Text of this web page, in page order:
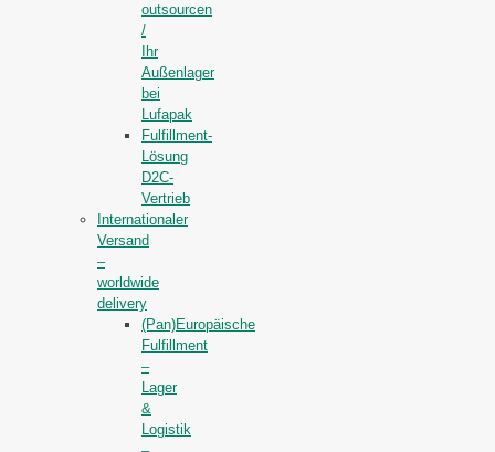
outsourcen
/
Ihr
Außenlager
bei
Lufapak
Fulfillment-
Lösung
D2C-
Vertrieb
Internationaler
Versand
–
worldwide
delivery
(Pan)Europäische
Fulfillment
–
Lager
&
Logistik